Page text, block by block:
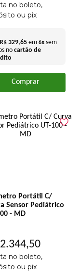
no boleto,
ou pix
R$ 329,65 em 6x sem
no cartão de
Comprar
Portátil C/
Sensor Pediátrico
- MD
2.344,50
no boleto,
ou pix